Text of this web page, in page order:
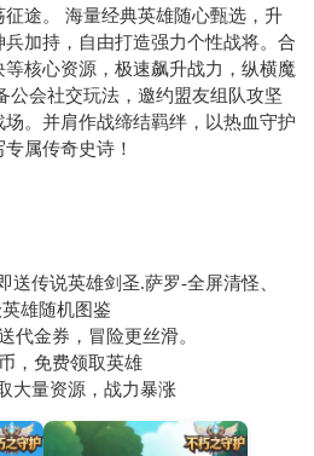
途。 海量经典英雄随心甄选，升
加持，自由打造强力个性战将。合
核心资源，极速飙升战力，纵横魔
公会社交玩法，邀约盟友组队攻坚
。并肩作战缔结羁绊，以热血守护
属传奇史诗！
送传说英雄剑圣.萨罗-全屏清怪、
雄随机图鉴
代金券，冒险更丝滑。
，免费领取英雄
大量资源，战力暴涨